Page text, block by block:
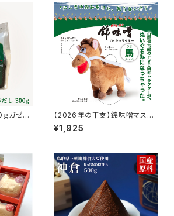
ガゼッ
【2026年の干支】錦味噌マスコ
ットぬいぐるみ馬【午年】
¥1,925